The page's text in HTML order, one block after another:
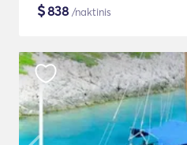
$838 /naktinis